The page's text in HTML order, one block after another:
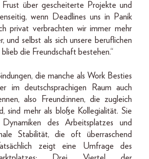
Frust über gescheiterte Projekte und
wenn Deadlines uns in Panik
privat verbrachten wir immer mehr
und selbst als sich unsere beruflichen
die Freundschaft bestehen.“
die manche als Work Besties
im deutschsprachigen Raum auch
also Freund:innen, die zugleich
sind mehr als bloße Kollegialität. Sie
des Arbeitsplatzes und
Stabilität, die oft überraschend
zeigt eine Umfrage des